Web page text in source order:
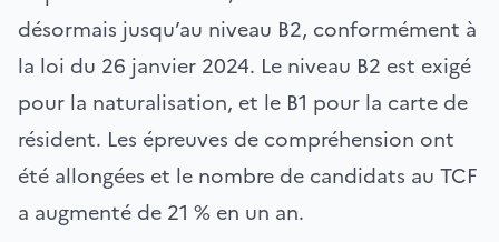
désormais jusqu’au niveau B2, conformément à
la loi du 26 janvier 2024. Le niveau B2 est exigé
pour la naturalisation, et le B1 pour la carte de
résident. Les épreuves de compréhension ont
été allongées et le nombre de candidats au TCF
a augmenté de 21 % en un an.